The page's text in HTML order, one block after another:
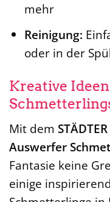
mehr
Reinigung:
oder in der
Kreative
Mit dem
Auswerfer
Fantasie keine
einige